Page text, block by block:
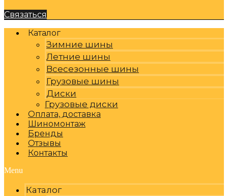
Связаться
Каталог
Зимние шины
Летние шины
Всесезонные шины
Грузовые шины
Диски
Грузовые диски
Оплата, доставка
Шиномонтаж
Бренды
Отзывы
Контакты
Menu
Каталог